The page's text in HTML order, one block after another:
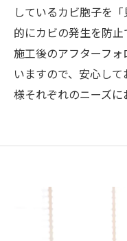
しているカビ胞子を
的にカビの発生を防止
施工後のアフターフ
いますので、安心し
様それぞれのニーズに